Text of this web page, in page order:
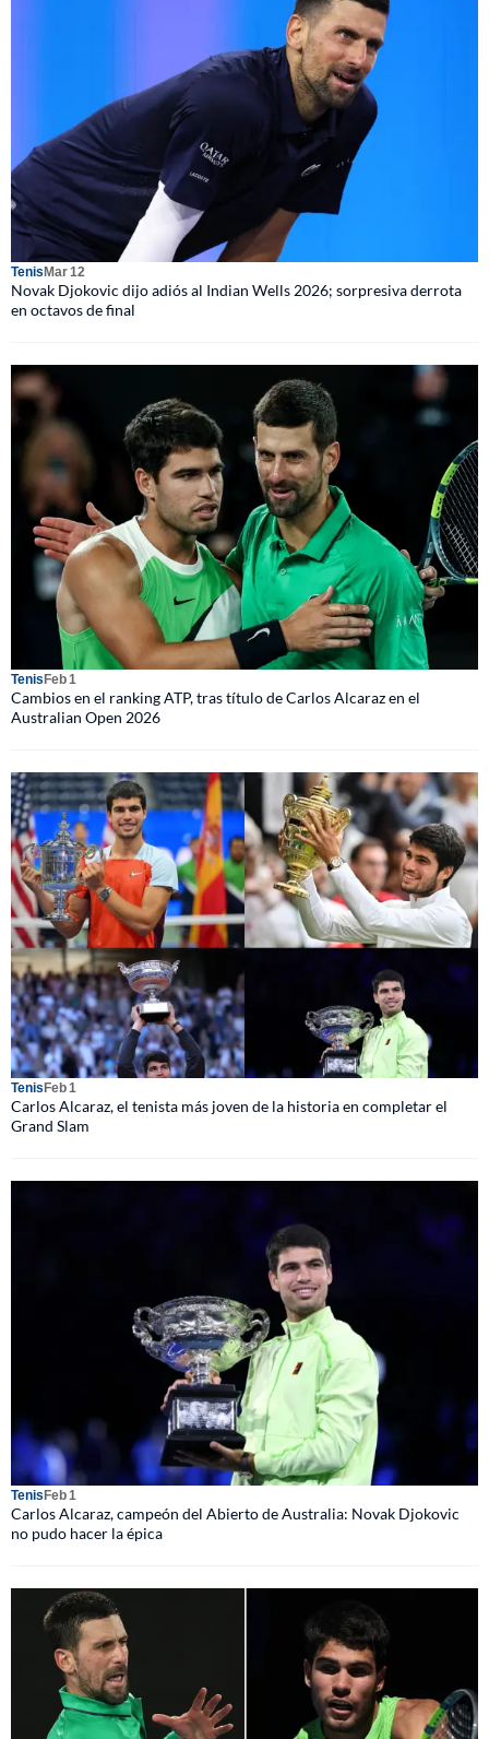
TenisMar 12
Novak Djokovic dijo adiós al Indian Wells 2026; sorpresiva derrota
en octavos de final
TenisFeb 1
Cambios en el ranking ATP, tras título de Carlos Alcaraz en el
Australian Open 2026
TenisFeb 1
Carlos Alcaraz, el tenista más joven de la historia en completar el
Grand Slam
TenisFeb 1
Carlos Alcaraz, campeón del Abierto de Australia: Novak Djokovic
no pudo hacer la épica